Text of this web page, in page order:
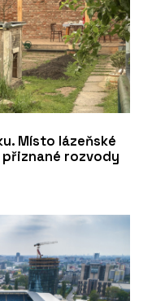
Místo lázeňské
rozvody